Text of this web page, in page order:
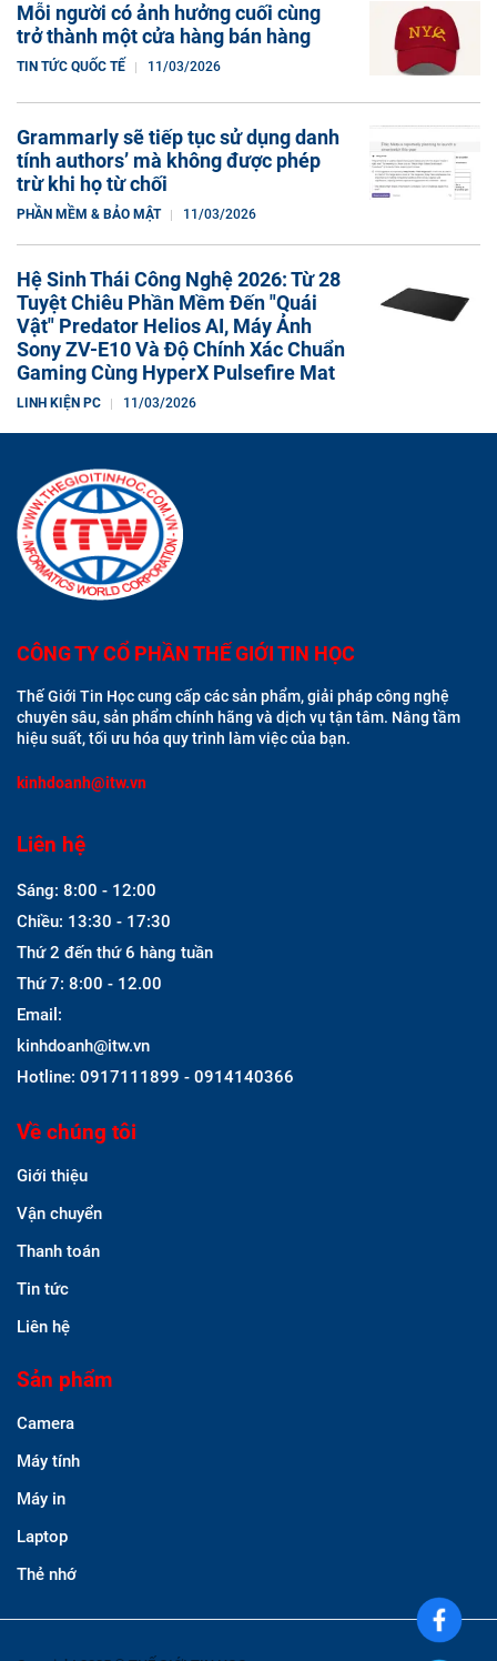
Mỗi người có ảnh hưởng cuối cùng
trở thành một cửa hàng bán hàng
TIN TỨC QUỐC TẾ 11/03/2026
Grammarly sẽ tiếp tục sử dụng danh
tính authors’ mà không được phép
trừ khi họ từ chối
PHẦN MỀM & BẢO MẬT 11/03/2026
Hệ Sinh Thái Công Nghệ 2026: Từ 28
Tuyệt Chiêu Phần Mềm Đến "Quái
Vật" Predator Helios AI, Máy Ảnh
Sony ZV-E10 Và Độ Chính Xác Chuẩn
Gaming Cùng HyperX Pulsefire Mat
LINH KIỆN PC 11/03/2026
CÔNG TY CỔ PHẦN THẾ GIỚI TIN HỌC
Thế Giới Tin Học cung cấp các sản phẩm, giải pháp công nghệ
chuyên sâu, sản phẩm chính hãng và dịch vụ tận tâm. Nâng tầm
hiệu suất, tối ưu hóa quy trình làm việc của bạn.
kinhdoanh@itw.vn
Liên hệ
Sáng: 8:00 - 12:00
Chiều: 13:30 - 17:30
Thứ 2 đến thứ 6 hàng tuần
Thứ 7: 8:00 - 12.00
Email:
kinhdoanh@itw.vn
Hotline: 0917111899 - 0914140366
Về chúng tôi
Giới thiệu
Vận chuyển
Thanh toán
Tin tức
Liên hệ
Sản phẩm
Camera
Máy tính
Máy in
Laptop
Thẻ nhớ